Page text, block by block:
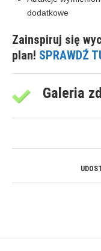
dodatkowe
Zainspiruj się
plan! SPRAWDŹ
Galeria